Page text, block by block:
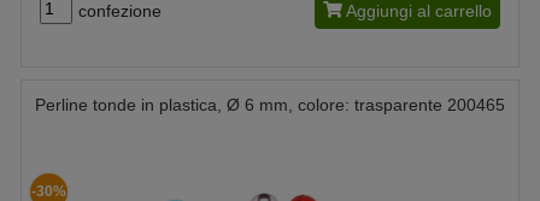
confezione Aggiungi al carrello
Perline tonde in plastica, Ø 6 mm, colore: trasparente 200465
-30%